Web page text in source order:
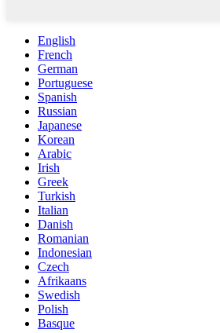
English
French
German
Portuguese
Spanish
Russian
Japanese
Korean
Arabic
Irish
Greek
Turkish
Italian
Danish
Romanian
Indonesian
Czech
Afrikaans
Swedish
Polish
Basque